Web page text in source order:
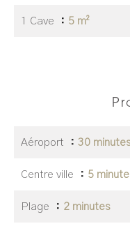
1 Cave 5 m²
Aéroport 30
Centre ville 5
Plage 2 minutes